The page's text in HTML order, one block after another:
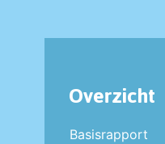
Overzicht
Basisrapport